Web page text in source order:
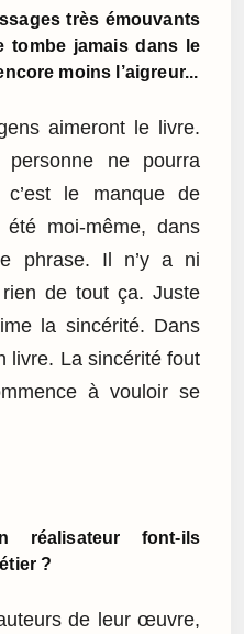
très émouvants
tombe jamais dans le
moins l’aigreur...
aimeront le livre.
ne pourra
c’est le manque de
été moi-même, dans
phrase. Il n’y a ni
de tout ça. Juste
la sincérité. Dans
livre. La sincérité fout
à vouloir se
font-ils
?
de leur œuvre,